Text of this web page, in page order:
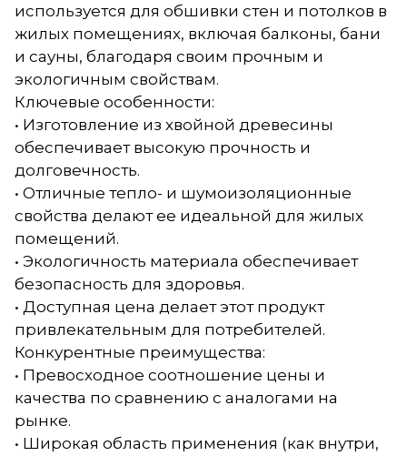
используется для обшивки стен и потолков в
жилых помещениях, включая балконы, бани
и сауны, благодаря своим прочным и
экологичным свойствам.
Ключевые особенности:
• Изготовление из хвойной древесины
обеспечивает высокую прочность и
долговечность.
• Отличные тепло- и шумоизоляционные
свойства делают ее идеальной для жилых
помещений.
• Экологичность материала обеспечивает
безопасность для здоровья.
• Доступная цена делает этот продукт
привлекательным для потребителей.
Конкурентные преимущества:
• Превосходное соотношение цены и
качества по сравнению с аналогами на
рынке.
• Широкая область применения (как внутри,